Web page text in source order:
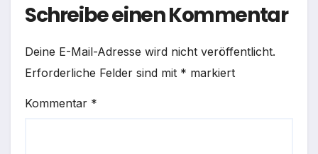
Schreibe einen Kommentar
Deine E-Mail-Adresse wird nicht veröffentlicht.
Erforderliche Felder sind mit * markiert
Kommentar *